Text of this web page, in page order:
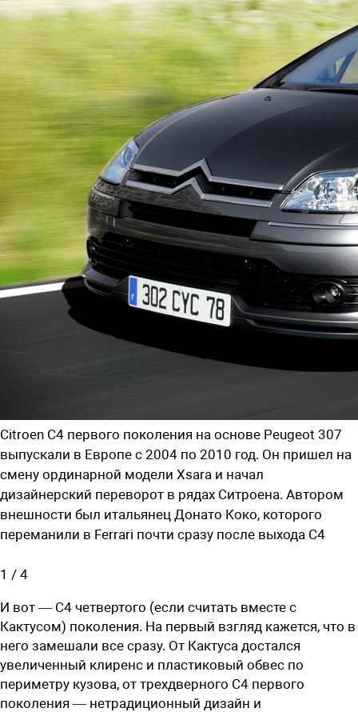
Citroen C4 первого поколения на основе Peugeot 307
выпускали в Европе с 2004 по 2010 год. Он пришел на
смену ординарной модели Xsara и начал
дизайнерский переворот в рядах Ситроена. Автором
внешности был итальянец Донато Коко, которого
переманили в Ferrari почти сразу после выхода С4
1 / 4
И вот — C4 четвертого (если считать вместе с
Кактусом) поколения. На первый взгляд кажется, что в
него замешали все сразу. От Кактуса достался
увеличенный клиренс и пластиковый обвес по
периметру кузова, от трехдверного С4 первого
поколения — нетрадиционный дизайн и